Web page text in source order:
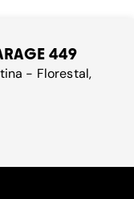
449
- Florestal,